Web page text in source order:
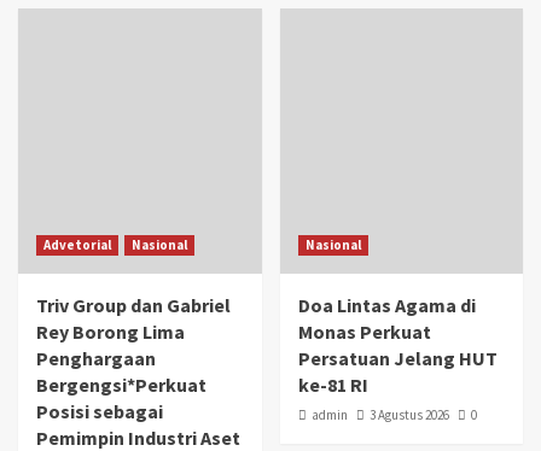
Advetorial Nasional
Triv Group dan Gabriel
Rey Borong Lima
Penghargaan
Bergengsi*Perkuat
Posisi sebagai
Pemimpin Industri Aset
Nasional
Doa Lintas Agama di
Monas Perkuat
Persatuan Jelang HUT
ke-81 RI
admin 3 Agustus 2026 0